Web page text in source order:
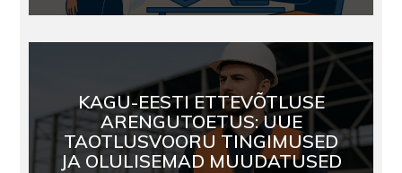
KAGU-EESTI ETTEVÕTLUSE
ARENGUTOETUS: UUE
TAOTLUSVOORU TINGIMUSED
JA OLULISEMAD MUUDATUSED